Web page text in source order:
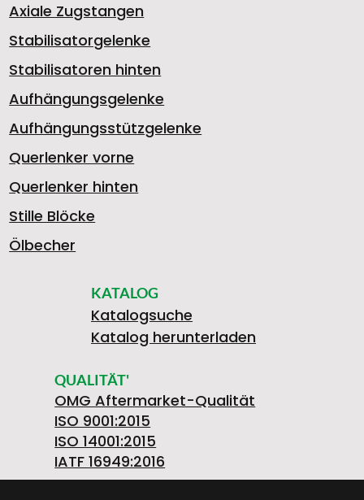
Axiale Zugstangen
Stabilisatorgelenke
Stabilisatoren hinten
Aufhängungsgelenke
Aufhängungsstützgelenke
Querlenker vorne
Querlenker hinten
Stille Blöcke
Ölbecher
KATALOG
Katalogsuche
Katalog herunterladen
QUALITÄT'
OMG Aftermarket-Qualität
ISO 9001:2015
ISO 14001:2015
IATF 16949:2016